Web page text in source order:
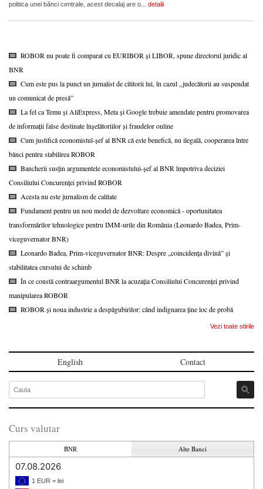
politica unei bănci centrale, acest decalaj are o... detalii
ROBOR nu poate fi comparat cu EURIBOR și LIBOR, spune directorul juridic al
BNR
Cum este pus la punct un jurnalist de cititorii lui, în cazul „judecătorii au suspendat
un comunicat de presă”
La fel ca Temu și AliExpress, Meta și Google trebuie amendate pentru promovarea
de informații false destinate înșelătoriilor și fraudelor online
Cum justifică economistul-șef al BNR că este benefică, nu ilegală, cooperarea între
bănci pentru stabilirea ROBOR
Bancherii susțin argumentele economistului-șef al BNR împotriva deciziei
Consiliului Concurenței privind ROBOR
Acesta nu este jurnalism de calitate
Fundament pentru un nou model de dezvoltare economică - oportunitatea
transformărilor tehnologice pentru IMM-urile din România (Leonardo Badea, Prim-
viceguvernator BNR)
Leonardo Badea, Prim-viceguvernator BNR: Despre „coincidența divină” și
stabilitatea cursului de schimb
În ce constă contraargumentul BNR la acuzația Consiliului Concurenței privind
manipularea ROBOR
ROBOR și noua industrie a despăgubirilor: când indignarea ține loc de probă
Vezi toate stirile
English Contact
Curs valutar
BNR Alte Banci
07.08.2026
1 EUR = lei